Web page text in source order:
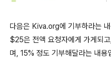
다음은 Kiva.org에 기부하라는
$25은 전액 요청자에게 가게되
며, 15% 정도 기부해달라는 내